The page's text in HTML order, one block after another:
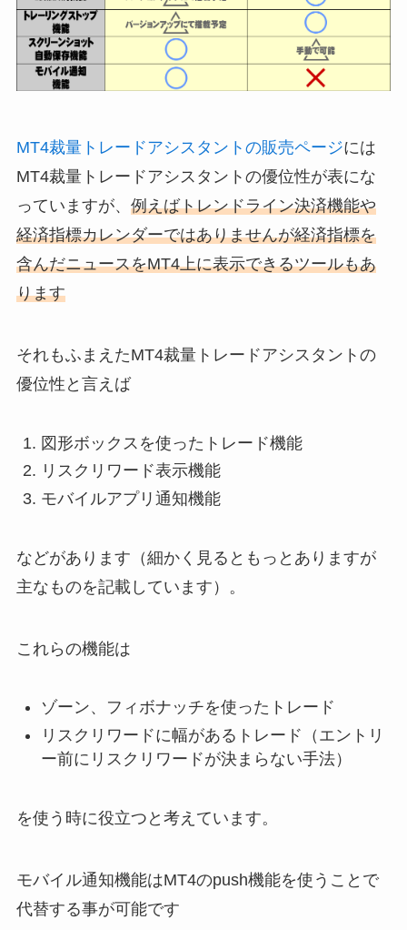
MT4裁量トレードアシスタントの販売ページには
MT4裁量トレードアシスタントの優位性が表にな
っていますが、 例えばトレンドライン決済機能や
経済指標カレンダーではありませんが経済指標を
含んだニュースをMT4上に表示できるツールもあ
ります
それもふまえたMT4裁量トレードアシスタントの
優位性と言えば
図形ボックスを使ったトレード機能
リスクリワード表示機能
モバイルアプリ通知機能
などがあります（細かく見るともっとありますが
主なものを記載しています）。
これらの機能は
ゾーン、フィボナッチを使ったトレード
リスクリワードに幅があるトレード（エントリ
ー前にリスクリワードが決まらない手法）
を使う時に役立つと考えています。
モバイル通知機能はMT4のpush機能を使うことで
代替する事が可能です